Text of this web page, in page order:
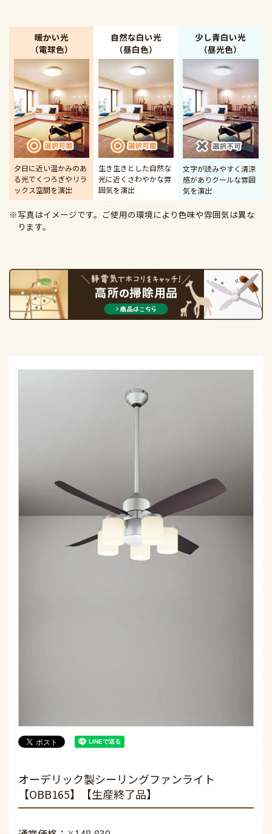
暖かい光
（電球色）
夕日に近い温かみのあ
る光でくつろぎやリラ
ックス空間を演出
自然な白い光
（昼白色）
生き生きとした自然な
光に近く さわやかな雰
囲気を演出
少し青白い光
（昼光色）
文字が読みやすく清涼
感がありクールな雰囲
気を演出
※写真はイメージです。ご使用の環境により色味や雰囲気は異な
ります。
オーデリック製シーリングファンライト
【OBB165】【生産終了品】